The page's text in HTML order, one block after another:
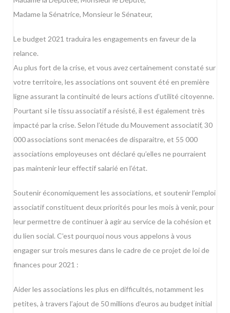
Madame la Sénatrice, Monsieur le Sénateur,
Le budget 2021 traduira les engagements en faveur de la
relance.
Au plus fort de la crise, et vous avez certainement constaté sur
votre territoire, les associations ont souvent été en première
ligne assurant la continuité de leurs actions d’utilité citoyenne.
Pourtant si le tissu associatif a résisté, il est également très
impacté par la crise. Selon l’étude du Mouvement associatif, 30
000 associations sont menacées de disparaitre, et 55 000
associations employeuses ont déclaré qu’elles ne pourraient
pas maintenir leur effectif salarié en l’état.
Soutenir économiquement les associations, et soutenir l’emploi
associatif constituent deux priorités pour les mois à venir, pour
leur permettre de continuer à agir au service de la cohésion et
du lien social. C’est pourquoi nous vous appelons à vous
engager sur trois mesures dans le cadre de ce projet de loi de
finances pour 2021 :
Aider les associations les plus en difficultés, notamment les
petites, à travers l’ajout de 50 millions d’euros au budget initial